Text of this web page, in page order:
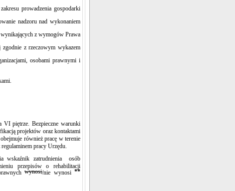
prowadzenia gospodarki
nadzoru nad wykonaniem
z wymogów Prawa
zgodnie z rzeczowym wykazem
osobami prawnymi i
piętrze. Bezpieczne warunki
projektów oraz kontaktami
również pracę w terenie
pracy Urzędu.
wskaźnik zatrudnienia osób
przepisów o rehabilitacji
wynosi/nie wynosi**